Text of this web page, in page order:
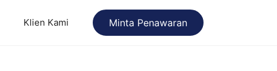
Klien Kami Minta Penawaran